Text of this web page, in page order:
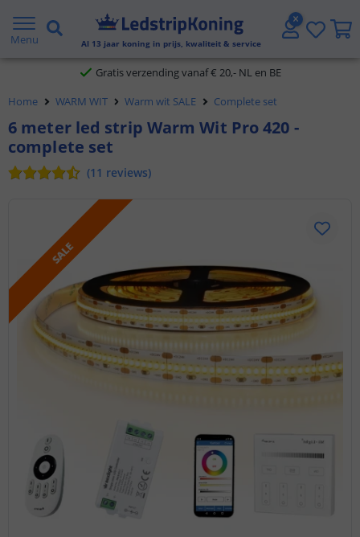
Menu Al 13 jaar koning in prijs, kwaliteit & service
5 jaar garantie
Gratis verzending vanaf € 20,- NL en BE
Klantbeoordeling 9.1
Voor 23:45 uur besteld,
Home WARM WIT Warm wit SALE Complete set
6 meter led strip Warm Wit Pro 420 -
complete set
(11 reviews)
SALE